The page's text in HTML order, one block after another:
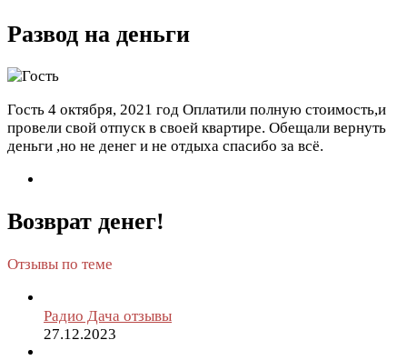
Развод на деньги
Гость 4 октября, 2021 год Оплатили полную стоимость,и
провели свой отпуск в своей квартире. Обещали вернуть
деньги ,но не денег и не отдыха спасибо за всё.
Возврат денег!
Отзывы по теме
Радио Дача отзывы
27.12.2023